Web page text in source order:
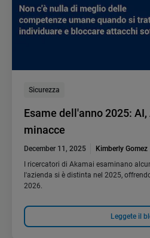
Sicurezza
Esame dell'anno 2025:
minacce
December 11, 2025
Kimberly Gomez
I ricercatori di Akamai esaminano
l'azienda si è distinta nel 2025,
2026.
Leggete il